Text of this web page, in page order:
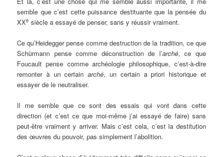
semble que c’est cette puissance destituante que la pensée du
XXe siècle a essayé de penser, sans y réussir vraiment.
Ce qu’Heidegger pense comme destruction de la tradition, ce que
Schürmann pense comme déconstruction de l’arché, ce que
Foucault pense comme archéologie philosophique, c’est-à-dire
remonter à un certainarché, un certain a priori historique et
essayer de le neutraliser.
Il me semble que ce sont des essais qui vont dans cette
direction (et c’est ce que moi-même j’ai essayé de faire) sans
peut-être vraiment y arriver. Mais c’est cela, c’est la destitution
des œuvres du pouvoir, pas simplement l’abolition.